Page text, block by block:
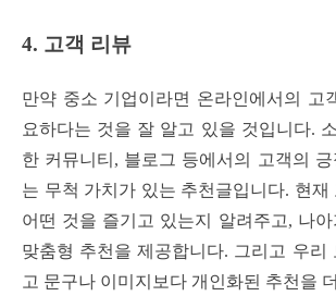
4. 고객 리뷰
만약 중소 기업이라면 온라인에서의 고
요하다는 것을 잘 알고 있을 것입니다.
한 커뮤니티, 블로그 등에서의 고객의 긍
는 무척 가치가 있는 추천글입니다. 현재
어떤 것을 즐기고 있는지 알려주고, 나아
맞춤형 추천을 제공합니다. 그리고 우리
고 문구나 이미지보다 개인화된 추천을